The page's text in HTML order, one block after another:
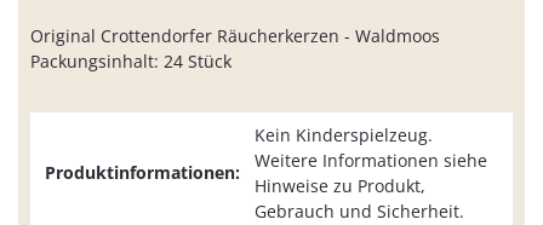
Original Crottendorfer Räucherkerzen - Waldmoos
Packungsinhalt: 24 Stück
Produktinformationen:
Kein Kinderspielzeug.
Weitere Informationen siehe
Hinweise zu Produkt,
Gebrauch und Sicherheit.